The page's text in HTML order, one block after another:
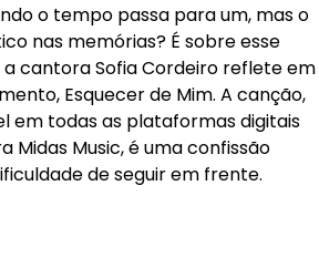
o tempo passa para um, mas o
nas memórias? É sobre esse
cantora Sofia Cordeiro reflete em
Esquecer de Mim. A canção,
em todas as plataformas digitais
Midas Music, é uma confissão
de seguir em frente.